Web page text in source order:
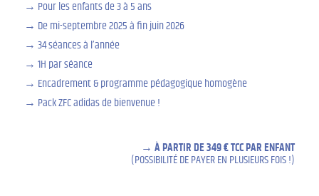
Pour les enfants de 3 à 5 ans
De mi-septembre 2025 à fin juin 2026
34 séances à l’année
1H par séance
Encadrement & programme pédagogique homogène
Pack ZFC adidas de bienvenue !
À PARTIR DE 349 € TCC PAR ENFANT
(POSSIBILITÉ DE PAYER EN PLUSIEURS FOIS !)